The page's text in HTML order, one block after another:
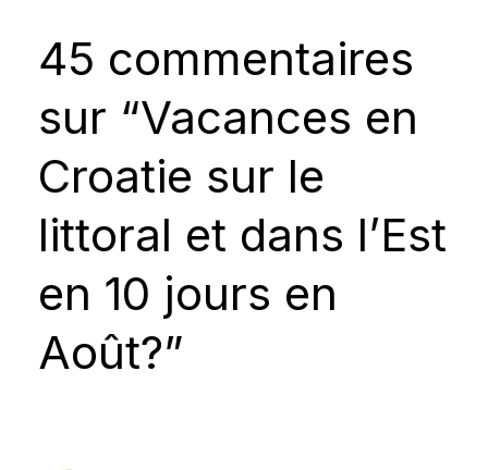
45 commentaires
sur “Vacances en
Croatie sur le
littoral et dans l’Est
en 10 jours en
Août?”